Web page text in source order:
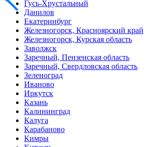
Гусь-Хрустальный
Данилов
Екатеринбург
Железногорск, Красноярский край
Железногорск, Курская область
Заволжск
Заречный, Пензенская область
Заречный, Свердловская область
Зеленоград
Иваново
Иркутск
Казань
Калининград
Калуга
Карабаново
Кимры